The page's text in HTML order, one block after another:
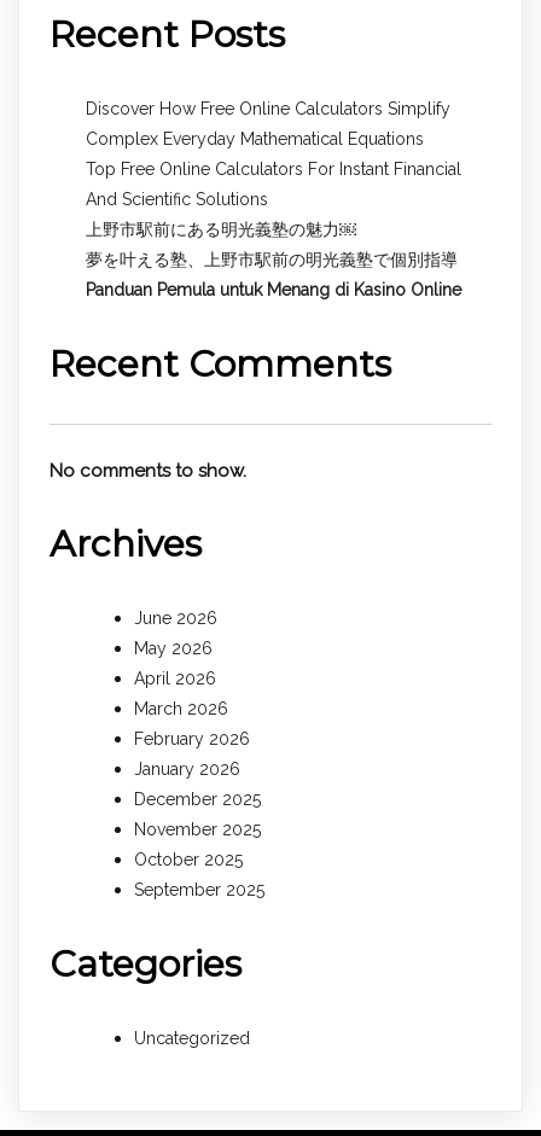
Recent Posts
Discover How Free Online Calculators Simplify
Complex Everyday Mathematical Equations
Top Free Online Calculators For Instant Financial
And Scientific Solutions
上野市駅前にある明光義塾の魅力￼
夢を叶える塾、上野市駅前の明光義塾で個別指導
Panduan Pemula untuk Menang di Kasino Online
Recent Comments
No comments to show.
Archives
June 2026
May 2026
April 2026
March 2026
February 2026
January 2026
December 2025
November 2025
October 2025
September 2025
Categories
Uncategorized